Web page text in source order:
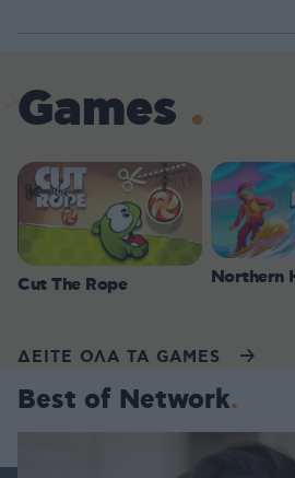
Games
Cut The Rope Northern
ΔΕΙΤΕ ΟΛΑ ΤΑ GAMES
Best of Network